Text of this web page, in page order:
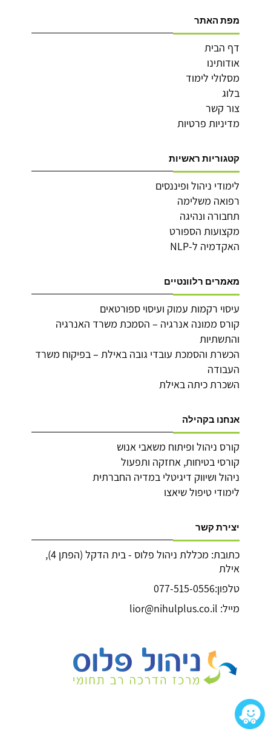
מפת האתר
דף הבית
אודותינו
מסלולי לימוד
בלוג
צור קשר
מדיניות פרטיות
קטגוריות ראשיות
לימודי ניהול ופיננסים
רפואה משלימה
תחבורה ונהיגה
מקצועות הספורט
האקדמיה ל-NLP
מאמרים רלוונטיים
עיסוי רקמות עמוק ועיסוי ספורטאים
קורס ממונה אנרגיה – הסמכת משרד האנרגיה
והתשתיות
הכשרת והסמכת עובדי גובה באילת – בפיקוח משרד
העבודה
השכרת כיתה באילת
אנחנו בקהילה
קורס ניהול ופיתוח משאבי אנוש
קורסי בטיחות, אחזקה ותפעול
ניהול ושיווק דיגיטלי במדיה החברתית
לימודי טיפול שיאצו
יצירת קשר
כתובת: מכללת ניהול פלוס - בית הדקל (הפתן 4),
אילת
טלפון:077-515-0556
מייל: lior@nihulplus.co.il